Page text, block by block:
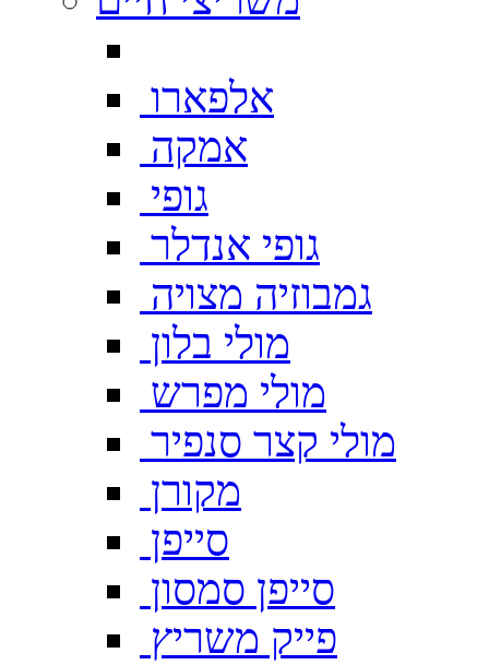
אלפארו
אמקה
גופי
גופי אנדלר
גמבוזיה מצויה
מולי בלון
מולי מפרש
מולי קצר סנפיר
מקורן
סייפן
סייפן סמסון
פייק משריץ